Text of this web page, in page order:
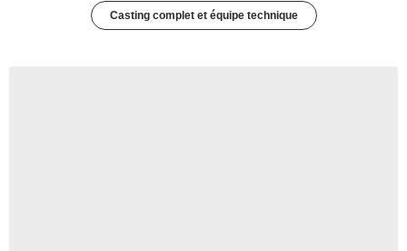
Casting complet et équipe technique